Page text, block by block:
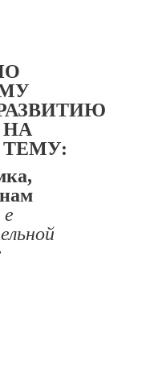
НА
ТЕМУ:
е